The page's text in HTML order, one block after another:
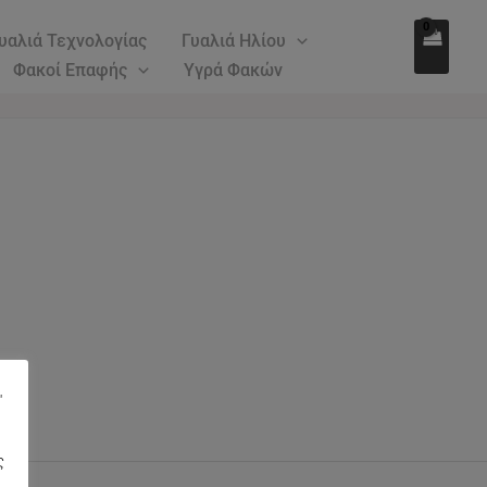
Τεχνολογίας
Γυαλιά Ηλίου
Φακοί Επαφής
Υγρά Φακών